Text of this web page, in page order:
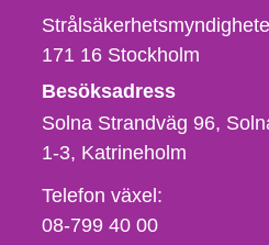
171 16 Stockholm
Besöksadress
Solna Strandväg 96,
1-3 Katrineholm
Telefon,
fax
Telefon växel:
08-799 40 00